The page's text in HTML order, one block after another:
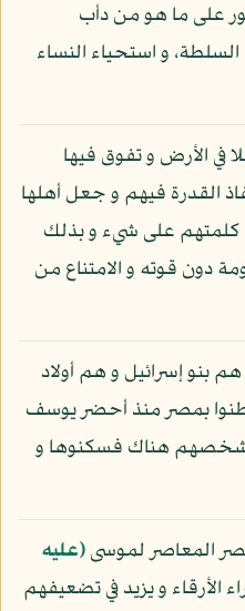
على ما هو من دأب
و استحياء النساء
الأرض و تفوق فيها
القدرة فيهم و جعل أهلها
كلمتهم على شيء و بذلك
دون قوته و الامتناع من
إسرائيل و هم أولاد
بمصر منذ أحضر يوسف
أشخصهم هناك فسكنوها و
المعاصر لموسى(عليه
الأرقاء و يزيد في تضعيفهم